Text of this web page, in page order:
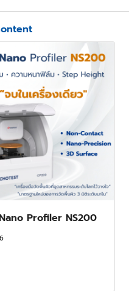
Profiler NS200